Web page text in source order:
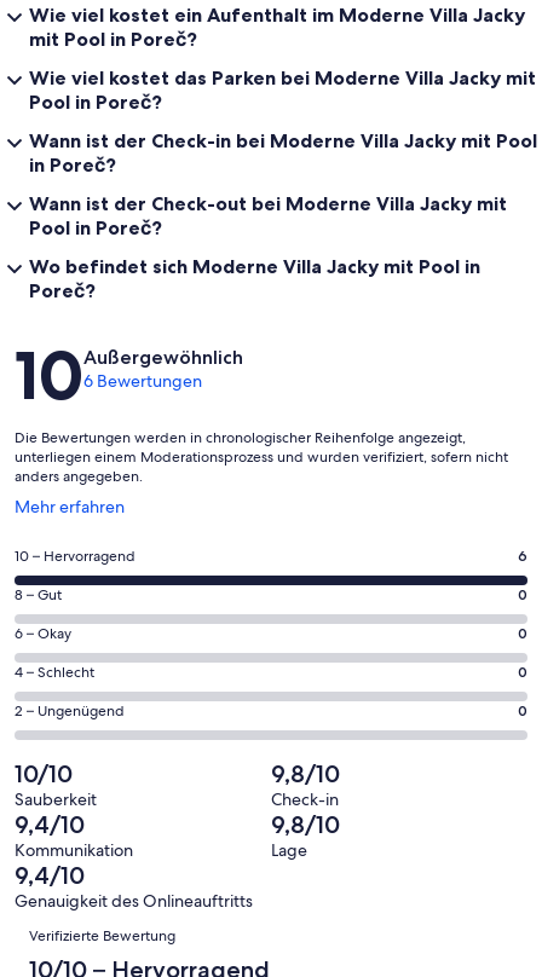
Wie viel kostet ein Aufenthalt im Moderne Villa Jacky
mit Pool in Poreč?
Wie viel kostet das Parken bei Moderne Villa Jacky mit
Pool in Poreč?
Wann ist der Check-in bei Moderne Villa Jacky mit Pool
in Poreč?
Wann ist der Check-out bei Moderne Villa Jacky mit
Pool in Poreč?
Wo befindet sich Moderne Villa Jacky mit Pool in
Poreč?
Bewertungen
10Außergewöhnlich
6 Bewertungen
Die Bewertungen werden in chronologischer Reihenfolge angezeigt,
unterliegen einem Moderationsprozess und wurden verifiziert, sofern nicht
anders angegeben.
Mehr erfahren
Wird
einem
Fenster
geöffnet
6
von
insgesamt
6
Gästebewertungen
haben
eine
Bewertung
von
10
-
Hervorragend
10 – Hervorragend 6
0
von
insgesamt
6
Gästebewertungen
haben
eine
Bewertung
von
8
-
Gut
8 – Gut 0
0
von
insgesamt
6
Gästebewertungen
haben
eine
Bewertung
von
6
-
Okay
6 – Okay 0
0
von
insgesamt
Gästebewertungen
haben
eine
Bewertung
von
4
4 – Schlecht 0
0
von
insgesamt
6
Gästebewertungen
haben
eine
Bewertung
von
2 – Ungenügend 0
10/10
Sauberkeit
9,8/10
Check-in
9,4/10
Kommunikation
9,8/10
Lage
9,4/10
Genauigkeit des Onlineauftritts
Bewertungen
Verifizierte Bewertung
10/10 – Hervorragend